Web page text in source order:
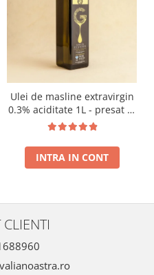
Ulei de masline extravirgin
0.3% aciditate 1L - presat la
rece RECOLTA NOUA
INTRA IN CONT